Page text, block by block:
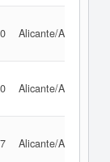
Alicante/Alacant
Alicante/Alacant
Alicante/Alacant